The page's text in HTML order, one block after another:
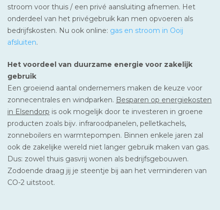
stroom voor thuis / een privé aansluiting afnemen. Het
onderdeel van het privégebruik kan men opvoeren als
bedrijfskosten. Nu ook online: gas en stroom in Ooij
afsluiten.
Het voordeel van duurzame energie voor zakelijk
gebruik
Een groeiend aantal ondernemers maken de keuze voor
zonnecentrales en windparken. Besparen op energiekosten
in Elsendorp is ook mogelijk door te investeren in groene
producten zoals bijv. infraroodpanelen, pelletkachels,
zonneboilers en warmtepompen. Binnen enkele jaren zal
ook de zakelijke wereld niet langer gebruik maken van gas.
Dus: zowel thuis gasvrij wonen als bedrijfsgebouwen.
Zodoende draag jij je steentje bij aan het verminderen van
CO-2 uitstoot.